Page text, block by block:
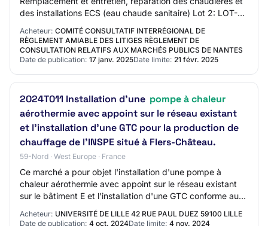
des installations ECS (eau chaude sanitaire) Lot 2: LOT-
0002 - Entretien des radians et des aér…
Acheteur: COMITÉ CONSULTATIF INTERRÉGIONAL DE
RÈGLEMENT AMIABLE DES LITIGES RÈGLEMENT DE
CONSULTATION RELATIFS AUX MARCHÉS PUBLICS DE NANTES
Date de publication: 17 janv. 2025Date limite: 21 févr. 2025
2024T011 Installation d'une pompe à chaleur
aérothermie avec appoint sur le réseau existant
et l'installation d'une GTC pour la production de
chauffage de l'INSPE situé à Flers-Château.
59-Nord · West Europe · France
Ce marché a pour objet l'installation d'une pompe à
chaleur aérothermie avec appoint sur le réseau existant
sur le bâtiment E et l'installation d'une GTC conforme au
décret BACS pour la production de…
Acheteur: UNIVERSITÉ DE LILLE 42 RUE PAUL DUEZ 59100 LILLE
Date de publication: 4 oct. 2024Date limite: 4 nov. 2024